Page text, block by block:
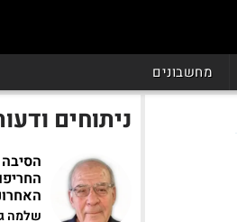
מחשבונים
ניתוחים
שלמה